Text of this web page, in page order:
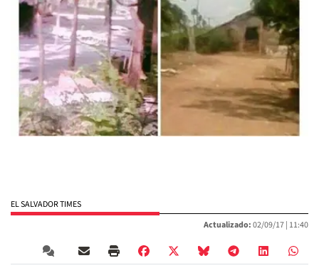
EL SALVADOR TIMES
Actualizado:02/09/17 | 11:40